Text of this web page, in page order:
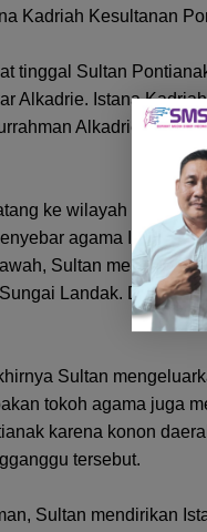
Kadriah Kesultanan
tinggal Sultan
Alkadrie. Istana
Alkadrie
ke wilayah ini
agama Islam
Sultan menyusuri
Landak. Di situ
Sultan
tokoh agama juga
karena konon
tersebut.
Sultan mendirikan